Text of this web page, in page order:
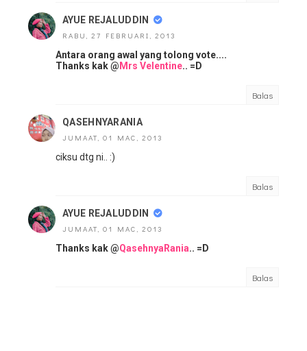
AYUE REJALUDDIN
RABU, 27 FEBRUARI, 2013
Antara orang awal yang tolong vote....
Thanks kak @ Mrs Velentine.. =D
Balas
QASEHNYARANIA
JUMAAT, 01 MAC, 2013
ciksu dtg ni.. :)
Balas
AYUE REJALUDDIN
JUMAAT, 01 MAC, 2013
Thanks kak @QasehnyaRania.. =D
Balas